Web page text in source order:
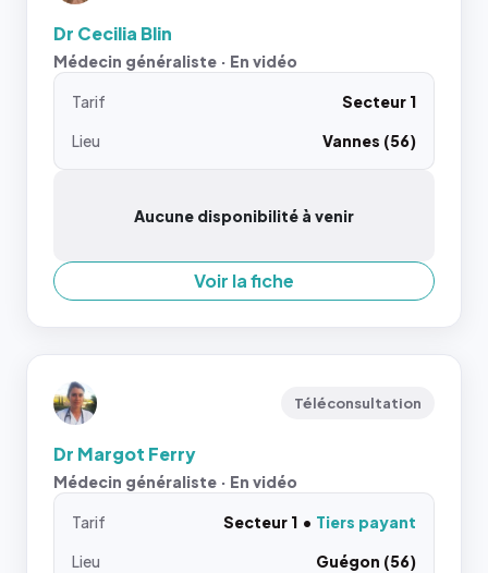
Dr Cecilia Blin
Médecin généraliste · En vidéo
Tarif
Secteur 1
Lieu
Vannes (56)
Aucune disponibilité à venir
Voir la fiche
Téléconsultation
Dr Margot Ferry
Médecin généraliste · En vidéo
Tarif Secteur 1
Tiers payant
Lieu
Guégon (56)